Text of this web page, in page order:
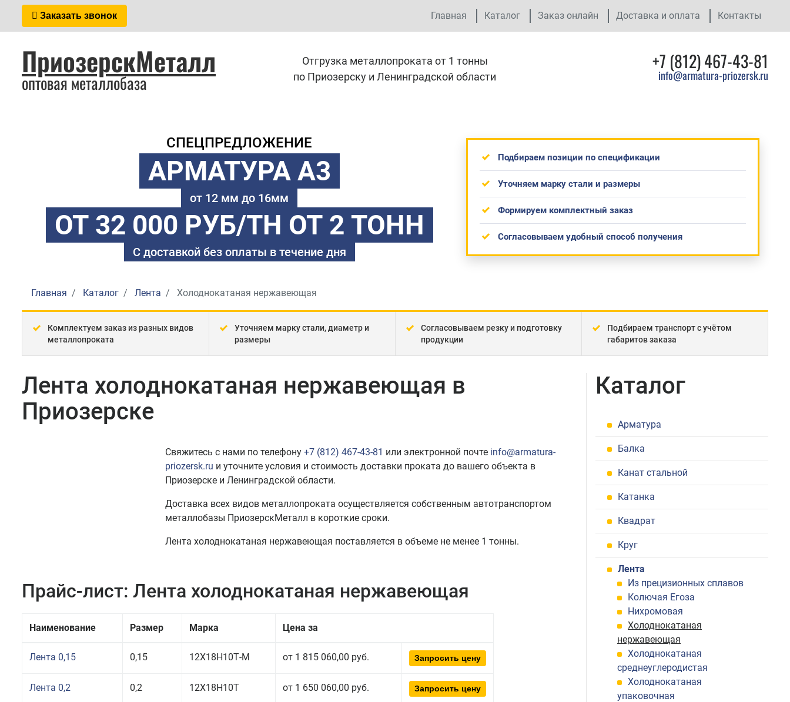
Заказать звонок Главная Каталог Заказ онлайн Доставка и оплата Контакты
ПриозерскМеталл
оптовая металлобаза
Отгрузка металлопроката от 1 тонны
по Приозерску и Ленинградской области
+7 (812) 467-43-81
info@armatura-priozersk.ru
СПЕЦПРЕДЛОЖЕНИЕ
АРМАТУРА А3
от 12 мм до 16мм
ОТ 32 000 РУБ/ТН ОТ 2 ТОНН
С доставкой без оплаты в течение дня
Подбираем позиции по спецификации
Уточняем марку стали и размеры
Формируем комплектный заказ
Согласовываем удобный способ получения
Главная Каталог Лента Холоднокатаная нержавеющая
Комплектуем заказ из разных видов
металлопроката
Уточняем марку стали, диаметр и
размеры
Согласовываем резку и подготовку
продукции
Подбираем транспорт с учётом
габаритов заказа
Лента холоднокатаная нержавеющая в
Приозерске
Свяжитесь с нами по телефону +7 (812) 467-43-81 или электронной почте info@armatura-
priozersk.ru и уточните условия и стоимость доставки проката до вашего объекта в
Приозерске и Ленинградской области.
Доставка всех видов металлопроката осуществляется собственным автотранспортом
металлобазы ПриозерскМеталл в короткие сроки.
Лента холоднокатаная нержавеющая поставляется в объеме не менее 1 тонны.
Прайс-лист: Лента холоднокатаная нержавеющая
Наименование Размер Марка Цена за
Лента 0,15 0,15 12Х18Н10Т-М от 1 815 060,00 руб. Запросить цену
Лента 0,2 0,2 12Х18Н10Т от 1 650 060,00 руб. Запросить цену
Каталог
Арматура
Балка
Канат стальной
Катанка
Квадрат
Круг
Лента
Из прецизионных сплавов
Колючая Егоза
Нихромовая
Холоднокатаная
нержавеющая
Холоднокатаная
среднеуглеродистая
Холоднокатаная
упаковочная